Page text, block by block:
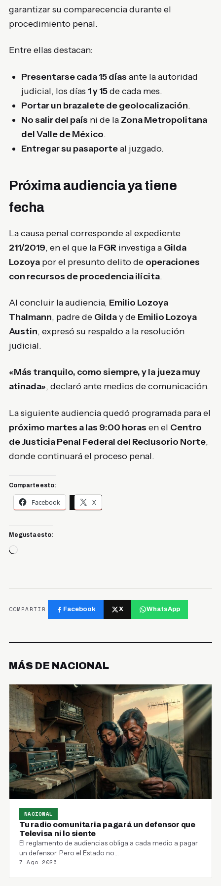
garantizar su comparecencia durante el
procedimiento penal.
Entre ellas destacan:
Presentarse cada 15 días ante la autoridad
judicial, los días 1 y 15de cada mes.
Portar un brazalete de geolocalización.
No salir del país ni de la Zona Metropolitana
del Valle de México.
Entregar su pasaporteal juzgado.
Próxima audiencia ya tiene
fecha
La causa penal corresponde al expediente
211/2019, en el que la FGR investiga a Gilda
Lozoya por el presunto delito de operaciones
con recursos de procedencia ilícita.
Al concluir la audiencia, Emilio Lozoya
Thalmann, padre de Gilday de Emilio Lozoya
Austin, expresó su respaldo a la resolución
judicial.
«Más tranquilo, como siempre, y la jueza muy
atinada», declaró ante medios de comunicación.
La siguiente audiencia quedó programada para el
próximo martes a las 9:00 horas en el Centro
de Justicia Penal Federal del Reclusorio Norte,
donde continuará el proceso penal.
Comparte esto:
Facebook X
Me gusta esto:
Cargando...
COMPARTIR Facebook X WhatsApp
MÁS DE NACIONAL
NACIONAL
Tu radio comunitaria pagará un defensor que
Televisa ni lo siente
El reglamento de audiencias obliga a cada medio a pagar
un defensor. Pero el Estado no…
7 Ago 2026